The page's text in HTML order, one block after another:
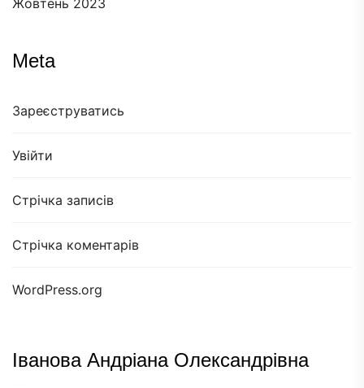
Жовтень 2023
Meta
Зареєструватись
Увійти
Стрічка записів
Стрічка коментарів
WordPress.org
Іванова Андріана Олександрівна